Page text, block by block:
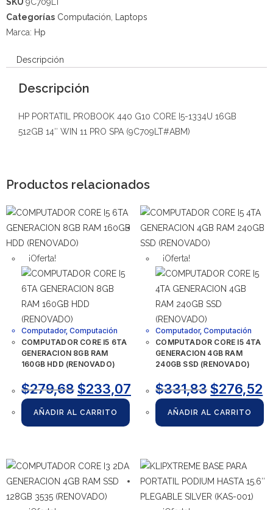
Categorías Computación
Laptops
Marca: Hp
Descripción
Descripción
HP PORTATIL PROBOOK 440 G10 CORE I5-1334U 16GB
512GB 14″ WIN 11 PRO SPA (9C709LT#ABM)
Productos relacionados
¡Oferta!
Computador, Computación
COMPUTADOR CORE I5 6TA
GENERACION 8GB RAM
160GB HDD (RENOVADO)
$279,68$233,07
AÑADIR AL CARRITO
¡Oferta!
Computador,Computación
COMPUTADOR CORE I5 4TA
GENERACION 4GB RAM
240GB SSD (RENOVADO)
$331,83 $276,52
AÑADIR AL CARRITO